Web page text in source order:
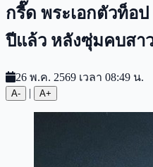
กรี๊ด พระเอกตัวท็อ
ปีแล้ว หลังซุ่มคบสา
26 พ.ค. 2569 เวลา 08:49 น.
A- | A+